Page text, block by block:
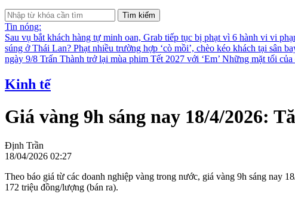
Tìm kiếm
Tin nóng:
Sau vụ bắt khách hàng tự minh oan, Grab tiếp tục bị phạt vì 6 hành vi vi
súng ở Thái Lan? Phạt nhiều trường hợp ‘cò mồi’, chèo kéo khách tại sân
ngày 9/8 Trấn Thành trở lại mùa phim Tết 2027 với ‘Em’ Những mặt tối
Kinh tế
Giá vàng 9h sáng nay 18/4/2026:
Định Trần
18/04/2026 02:27
Theo báo giá từ các doanh nghiệp vàng trong nước, giá vàng 9h sáng nay
172 triệu đồng/lượng (bán ra).